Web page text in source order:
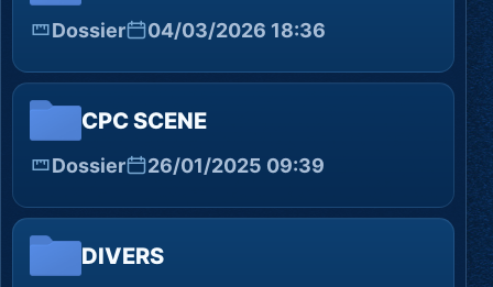
Dossier 04/03/2026 18:36
CPC SCENE
Dossier 26/01/2025 09:39
DIVERS